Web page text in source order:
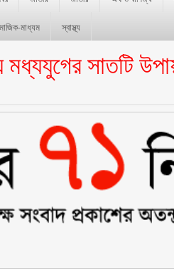
মাধ্যম স্বাস্থ্য
সাতটি